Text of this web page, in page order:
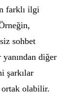
farklı ilgi
sohbet
diğer
şarkılar
olabilir.